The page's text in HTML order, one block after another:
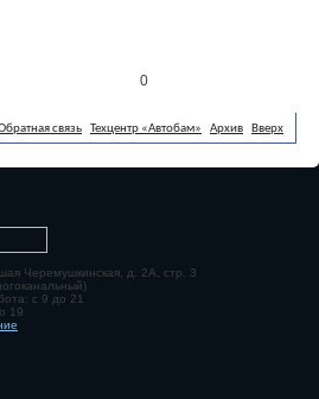
0
связь Техцентр «Автобам» Архив Вверх
Черемушкинская, д. 2А, стр. 3
с 9 до 21
19